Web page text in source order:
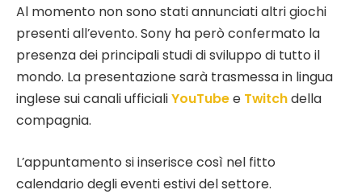
Al momento non sono stati annunciati altri giochi
presenti all’evento. Sony ha però confermato la
presenza dei principali studi di sviluppo di tutto il
mondo. La presentazione sarà trasmessa in lingua
inglese sui canali ufficialiYouTubee Twitchdella
compagnia.
L’appuntamento si inserisce così nel fitto
calendario degli eventi estivi del settore.